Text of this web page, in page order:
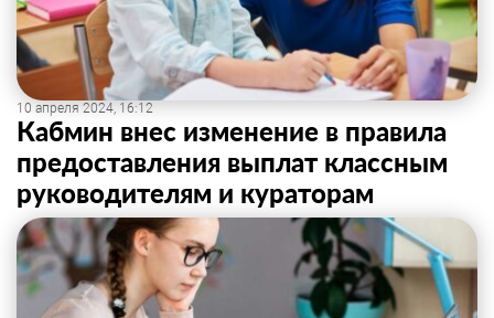
10 апреля 2024, 16:12
Кабмин внес изменение в правила
предоставления выплат классным
руководителям и кураторам